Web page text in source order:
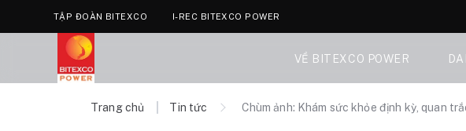
TẬP ĐOÀN BITEXCO I-REC BITEXCO POWER
VỀ BITEXCO POWER
Trang chủ Tin tức Chùm ảnh: Khám sức khỏe định kỳ, quan